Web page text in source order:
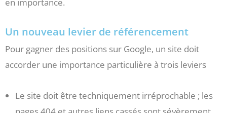
en importance.
Un nouveau levier de référencement
Pour gagner des positions sur Google, un site doit
accorder une importance particulière à trois leviers
Le site doit être techniquement irréprochable ; les